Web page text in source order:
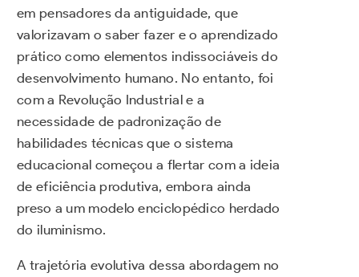
em pensadores da antiguidade, que
valorizavam o saber fazer e o aprendizado
prático como elementos indissociáveis do
desenvolvimento humano. No entanto, foi
com a Revolução Industrial e a
necessidade de padronização de
habilidades técnicas que o sistema
educacional começou a flertar com a ideia
de eficiência produtiva, embora ainda
preso a um modelo enciclopédico herdado
do iluminismo.
A trajetória evolutiva dessa abordagem no